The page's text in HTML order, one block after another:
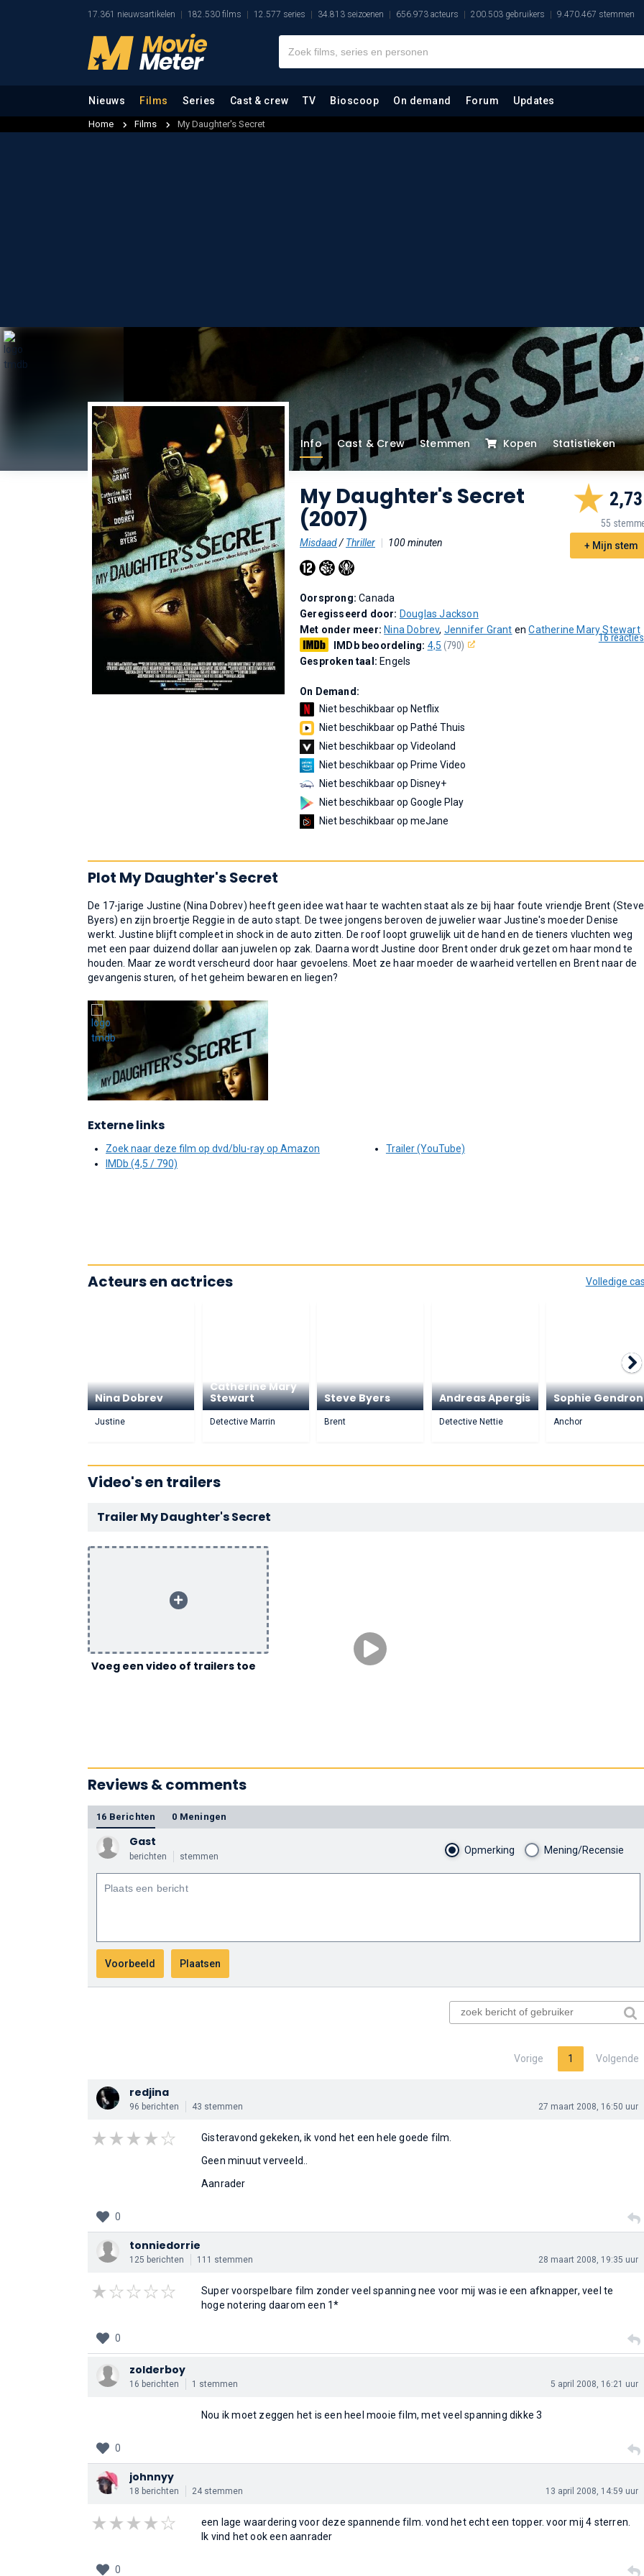
17.361 nieuwsartikelen 182.530 films 12.577 series 34.813 seizoenen 656.973 acteurs 200.503 gebruikers 9.470.467 stemmen
Nieuws Films Series Cast & crew TV Bioscoop On demand Forum Updates
Home Films My Daughter's Secret
Info Cast & Crew Stemmen Kopen Statistieken
My Daughter's Secret
(2007)
Misdaad/ Thriller 100 minuten
2,73
55
+ Mijn stem
16 reacties
Oorsprong:Canada
Geregisseerd door: Douglas Jackson
Met onder meer: Nina Dobrev, Jennifer Grant enCatherine Mary Stewart
IMDb beoordeling: 4,5 (790)
Gesproken taal: Engels
On Demand:
Niet beschikbaar op Netflix
Niet beschikbaar op Pathé Thuis
Niet beschikbaar op Videoland
Niet beschikbaar op Prime Video
Niet beschikbaar op Disney+
Niet beschikbaar op Google Play
Niet beschikbaar op meJane
Plot My Daughter's Secret
De 17-jarige Justine (Nina Dobrev) heeft geen idee wat haar te wachten staat als ze bij haar foute vriendje Brent (Steve
Byers) en zijn broertje Reggie in de auto stapt. De twee jongens beroven de juwelier waar Justine's moeder Denise
werkt. Justine blijft compleet in shock in de auto zitten. De roof loopt gruwelijk uit de hand en de tieners vluchten weg
met een paar duizend dollar aan juwelen op zak. Daarna wordt Justine door Brent onder druk gezet om haar mond te
houden. Maar ze wordt verscheurd door haar gevoelens. Moet ze haar moeder de waarheid vertellen en Brent naar de
gevangenis sturen, of het geheim bewaren en liegen?
Externe links
Zoek naar deze film op dvd/blu-ray op Amazon
IMDb (4,5 / 790)
Trailer (YouTube)
Volledige
Acteurs en actrices
Nina Dobrev
Justine
Catherine Mary
Stewart
Detective Marrin
Steve Byers
Brent
Andreas Apergis
Detective Nettie
Sophie Gendron
Anchor
Video's en trailers
Trailer My Daughter's Secret
Voeg een video of trailers toe
Reviews & comments
16 Berichten 0 Meningen
Gast
berichten stemmen
Opmerking Mening/Recensie
Vorige 1 Volgende
redjina
96 berichten 43 stemmen 27 maart 2008, 16:50 uur
Gisteravond gekeken, ik vond het een hele goede film.
Geen minuut verveeld..
Aanrader
0
tonniedorrie
125 berichten 111 stemmen 28 maart 2008, 19:35 uur
Super voorspelbare film zonder veel spanning nee voor mij was ie een afknapper, veel te
hoge notering daarom een 1*
0
zolderboy
16 berichten 1 stemmen 5 april 2008, 16:21 uur
Nou ik moet zeggen het is een heel mooie film, met veel spanning dikke 3
0
johnnyy
18 berichten 24 stemmen 13 april 2008, 14:59 uur
een lage waardering voor deze spannende film. vond het echt een topper. voor mij 4 sterren.
Ik vind het ook een aanrader
0